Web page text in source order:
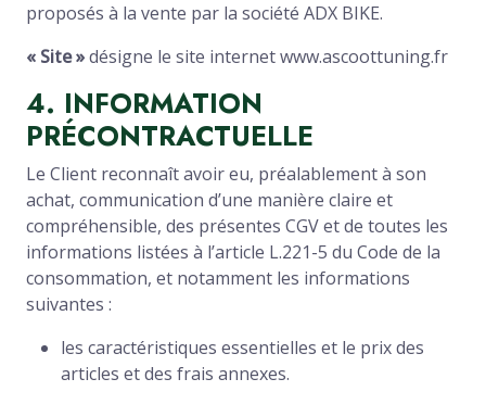
proposés à la vente par la société ADX BIKE.
« Site »désigne le site internet www.ascoottuning.fr
4. INFORMATION
PRÉCONTRACTUELLE
Le Client reconnaît avoir eu, préalablement à son
achat, communication d’une manière claire et
compréhensible, des présentes CGV et de toutes les
informations listées à l’article L.221-5 du Code de la
consommation, et notamment les informations
suivantes :
les caractéristiques essentielles et le prix des
articles et des frais annexes.